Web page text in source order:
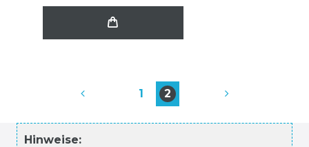
1 2
Hinweise: